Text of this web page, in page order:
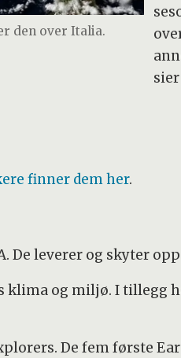
den over Italia.
finner demher.
De leverer og skyter
klima og miljø. I tillegg
De fem første